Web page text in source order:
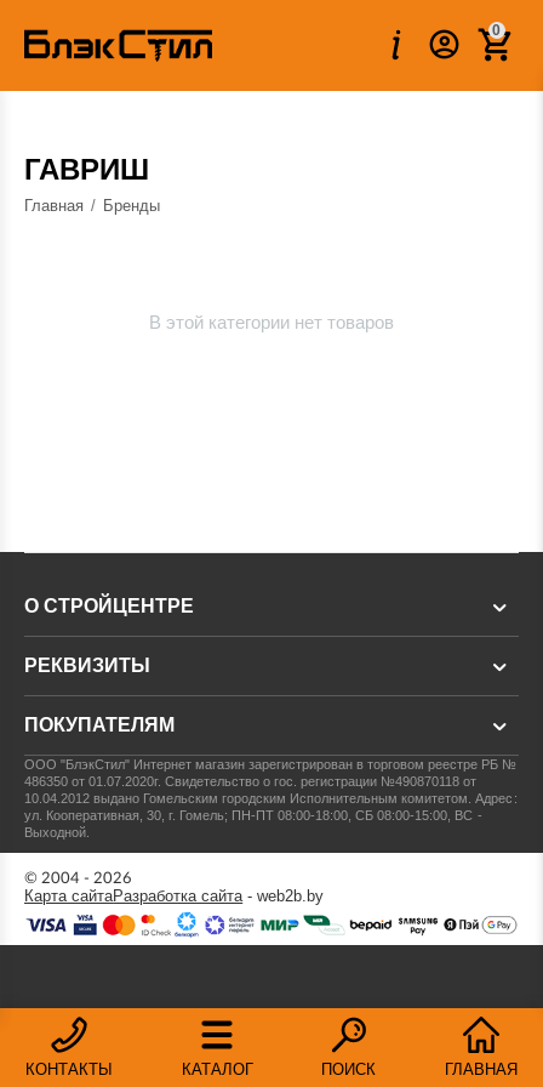
0
ГАВРИШ
Главная / Бренды
В этой категории нет товаров
КОНТАКТЫ КАТАЛОГ ПОИСК ГЛАВНАЯ
О СТРОЙЦЕНТРЕ
РЕКВИЗИТЫ
ПОКУПАТЕЛЯМ
ООО "БлэкСтил" Интернет магазин зарегистрирован в торговом реестре РБ №
486350 от 01.07.2020г.Свидетельство о гос. регистрации №490870118 от
10.04.2012 выдано Гомельским городским Исполнительным комитетом.Адрес:
ул. Кооперативная, 30, г. Гомель; ПН-ПТ 08:00-18:00, СБ 08:00-15:00, ВС -
Выходной.
© 2004 - 2026
Карта сайтаРазработка сайта- web2b.by